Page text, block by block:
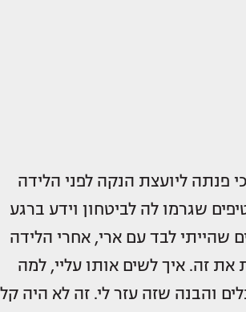
פנתה ליועצת הנקה לפני הלידה
שגרמו לה לביטחון וידע ברגע
שהייתי לבד עם ארי, אחרי הלידה
את זה. איך לשים אותו עליי, למה
והבנה שזה עזר לי. זה לא היה קל